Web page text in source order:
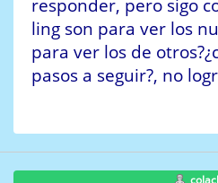
responder, pero sigo
ling son para ver los
para ver los de
pasos a seguir?, no